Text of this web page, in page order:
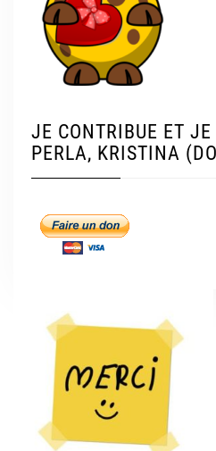
JE CONTRIBUE ET JE
PERLA, KRISTINA